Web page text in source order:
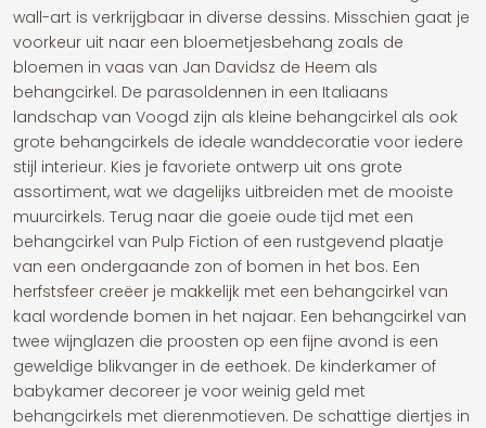
wall-art is verkrijgbaar in diverse dessins. Misschien gaat je
voorkeur uit naar een bloemetjesbehang zoals de
bloemen in vaas van Jan Davidsz de Heem als
behangcirkel. De parasoldennen in een Italiaans
landschap van Voogd zijn als kleine behangcirkel als ook
grote behangcirkels de ideale wanddecoratie voor iedere
stijl interieur. Kies je favoriete ontwerp uit ons grote
assortiment, wat we dagelijks uitbreiden met de mooiste
muurcirkels. Terug naar die goeie oude tijd met een
behangcirkel van Pulp Fiction of een rustgevend plaatje
van een ondergaande zon of bomen in het bos. Een
herfstsfeer creëer je makkelijk met een behangcirkel van
kaal wordende bomen in het najaar. Een behangcirkel van
twee wijnglazen die proosten op een fijne avond is een
geweldige blikvanger in de eethoek. De kinderkamer of
babykamer decoreer je voor weinig geld met
behangcirkels met dierenmotieven. De schattige diertjes in